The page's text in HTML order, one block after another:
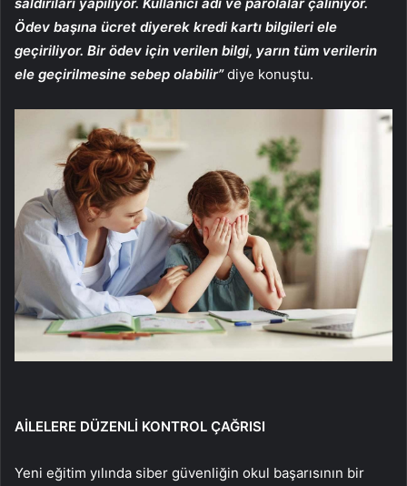
Ödev başına ücret diyerek kredi kartı bilgileri ele
geçiriliyor. Bir ödev için verilen bilgi, yarın tüm verilerin
ele geçirilmesine sebep olabilir”diye konuştu.
AİLELERE DÜZENLİ KONTROL ÇAĞRISI
Yeni eğitim yılında siber güvenliğin okul başarısının bir